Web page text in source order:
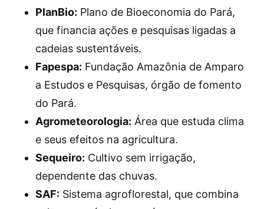
PlanBio: Plano de Bioeconomia do Pará,
que financia ações e pesquisas ligadas a
cadeias sustentáveis.
Fapespa: Fundação Amazônia de Amparo
a Estudos e Pesquisas, órgão de fomento
do Pará.
Agrometeorologia: Área que estuda clima
e seus efeitos na agricultura.
Sequeiro: Cultivo sem irrigação,
dependente das chuvas.
SAF: Sistema agroflorestal, que combina